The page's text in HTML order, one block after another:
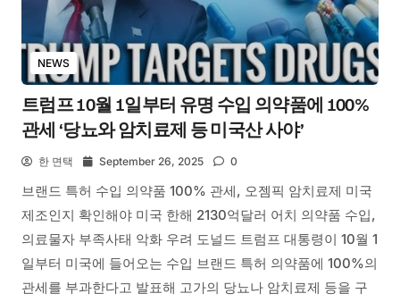
NEWS
트럼프 10월 1일부터 유명 수입 의약품에 100%
관세 ‘당뇨와 암치료제 등 미국산 사야’
한 면택 September 26, 2025 0
브랜드 특허 수입 의약품 100% 관세, 오젬픽 암치료제 미국
제조인지 확인해야 미국 한해 2130억달러 어치 의약품 수입,
의료물자 부족사태 악화 우려 도널드 트럼프 대통령이 10월 1
일부터 미국에 들어오는 수입 브랜드 특허 의약품에 100%의
관세를 부과한다고 발표해 고가의 당뇨나 암치료제 등을 구